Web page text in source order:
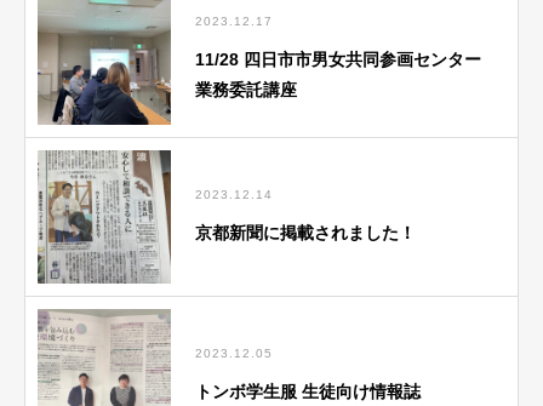
2023.12.17
11/28 四日市市男女共同参画センター
業務委託講座
2023.12.14
京都新聞に掲載されました！
2023.12.05
トンボ学生服 生徒向け情報誌